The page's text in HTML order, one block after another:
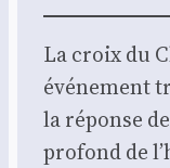
La croix du
évé­ne­ment
la réponse
pro­fond de